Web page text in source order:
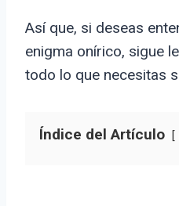
Así que, si deseas
enigma onírico, sigue
todo lo que necesitas
Índice del Artículo